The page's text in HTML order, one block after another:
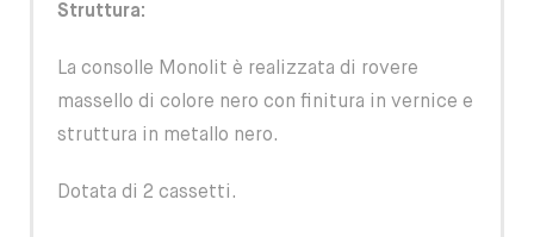
Struttura:
La consolle Monolit è realizzata di rovere
massello di colore nero con finitura in vernice e
struttura in metallo nero.
Dotata di 2 cassetti.